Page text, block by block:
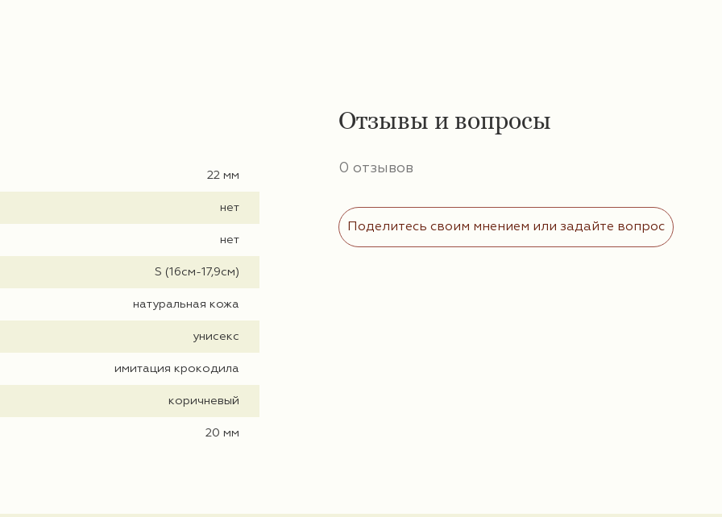
22 мм
нет
нет
S (16см-17,9см)
натуральная кожа
унисекс
имитация крокодила
коричневый
20 мм
Отзывы и вопросы
0 отзывов
Поделитесь своим мнением или задайте вопрос